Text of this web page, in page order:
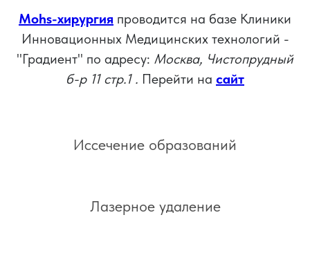
Mohs-хирургия проводится на базе Клиники
Инновационных Медицинских технологий -
"Градиент" по адресу: Москва, Чистопрудный
б-р 11 стр.1 . Перейти на сайт
Иссечение образований
Лазерное удаление